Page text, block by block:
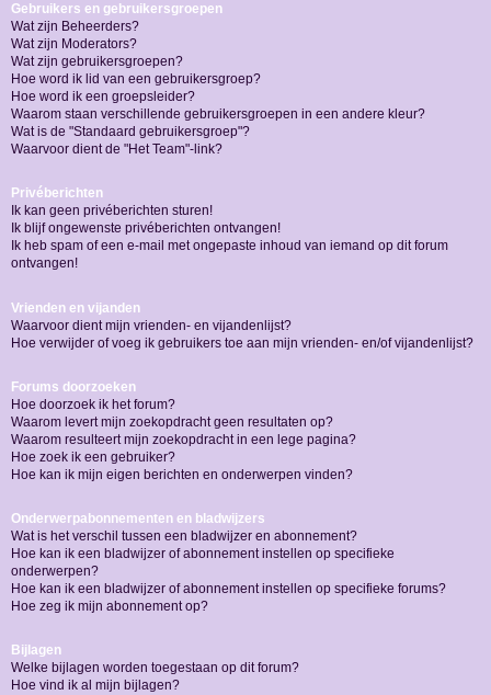
Gebruikers en gebruikersgroepen
Wat zijn Beheerders?
Wat zijn Moderators?
Wat zijn gebruikersgroepen?
Hoe word ik lid van een gebruikersgroep?
Hoe word ik een groepsleider?
Waarom staan verschillende gebruikersgroepen in een andere kleur?
Wat is de "Standaard gebruikersgroep"?
Waarvoor dient de "Het Team"-link?
Privéberichten
Ik kan geen privéberichten sturen!
Ik blijf ongewenste privéberichten ontvangen!
Ik heb spam of een e-mail met ongepaste inhoud van iemand op dit forum
ontvangen!
Vrienden en vijanden
Waarvoor dient mijn vrienden- en vijandenlijst?
Hoe verwijder of voeg ik gebruikers toe aan mijn vrienden- en/of vijandenlijst?
Forums doorzoeken
Hoe doorzoek ik het forum?
Waarom levert mijn zoekopdracht geen resultaten op?
Waarom resulteert mijn zoekopdracht in een lege pagina?
Hoe zoek ik een gebruiker?
Hoe kan ik mijn eigen berichten en onderwerpen vinden?
Onderwerpabonnementen en bladwijzers
Wat is het verschil tussen een bladwijzer en abonnement?
Hoe kan ik een bladwijzer of abonnement instellen op specifieke
onderwerpen?
Hoe kan ik een bladwijzer of abonnement instellen op specifieke forums?
Hoe zeg ik mijn abonnement op?
Bijlagen
Welke bijlagen worden toegestaan op dit forum?
Hoe vind ik al mijn bijlagen?